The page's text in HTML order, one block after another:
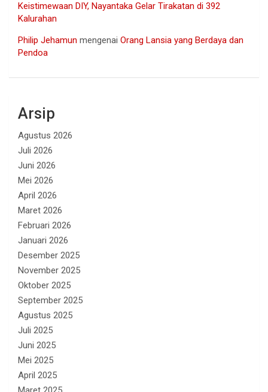
Keistimewaan DIY, Nayantaka Gelar Tirakatan di 392
Kalurahan
Philip Jehamun mengenai Orang Lansia yang Berdaya dan
Pendoa
Arsip
Agustus 2026
Juli 2026
Juni 2026
Mei 2026
April 2026
Maret 2026
Februari 2026
Januari 2026
Desember 2025
November 2025
Oktober 2025
September 2025
Agustus 2025
Juli 2025
Juni 2025
Mei 2025
April 2025